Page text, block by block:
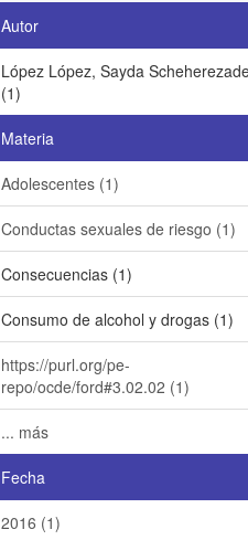
Autor
López López, Sayda
(1)
Materia
Adolescentes (1)
Conductas sexuales de riesgo (1)
Consecuencias (1)
Consumo de alcohol y drogas (1)
https://purl.org/pe-
repo/ocde/ford#3.02.02 (1)
... más
Fecha
2016 (1)